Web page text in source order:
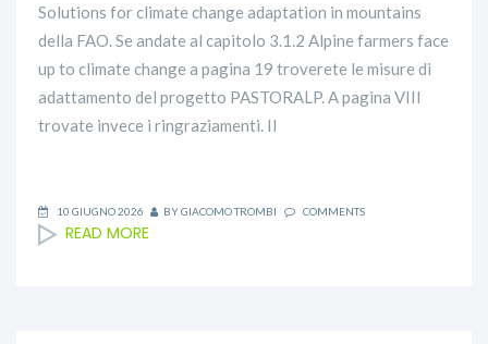
Solutions for climate change adaptation in mountains
della FAO. Se andate al capitolo 3.1.2 Alpine farmers face
up to climate change a pagina 19 troverete le misure di
adattamento del progetto PASTORALP. A pagina VIII
trovate invece i ringraziamenti. Il
10 GIUGNO 2026 BYGIACOMO TROMBI COMMENTS
READ MORE